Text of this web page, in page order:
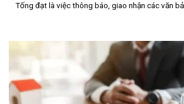
Tống đạt là việc thông báo, giao nhận các văn